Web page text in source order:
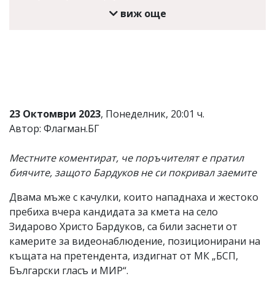
виж още
23 Октомври 2023, Понеделник, 20:01 ч.
Автор: Флагман.БГ
Местните коментират, че поръчителят е пратил
биячите, защото Бардуков не си покривал заемите
Двама мъже с качулки, които нападнаха и жестоко
пребиха вчера кандидата за кмета на село
Зидарово Христо Бардуков, са били заснети от
камерите за видеонаблюдение, позиционирани на
къщата на претендента, издигнат от МК „БСП,
Български гласъ и МИР“.